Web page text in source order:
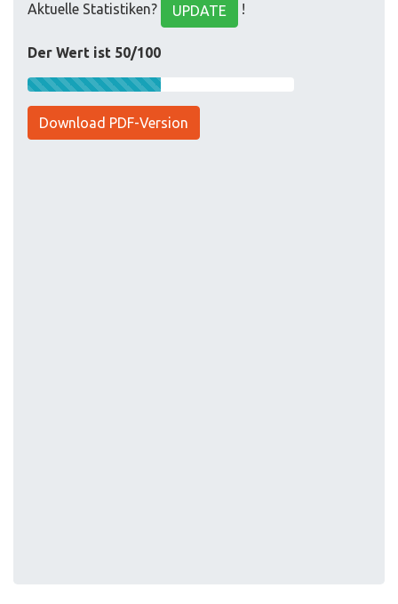
Aktuelle Statistiken? UPDATE !
Der Wert ist 50/100
Download PDF-Version